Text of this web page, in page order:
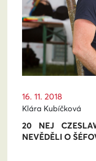
16. 11. 2018
Klára Kubíčková
20 NEJ
NEVĚDĚLI O